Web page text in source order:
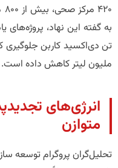
ملیون لیتر کاهش داده است.
​انرژی‌های
متوازن
​تحلیل‌گران پروگرام توسعه